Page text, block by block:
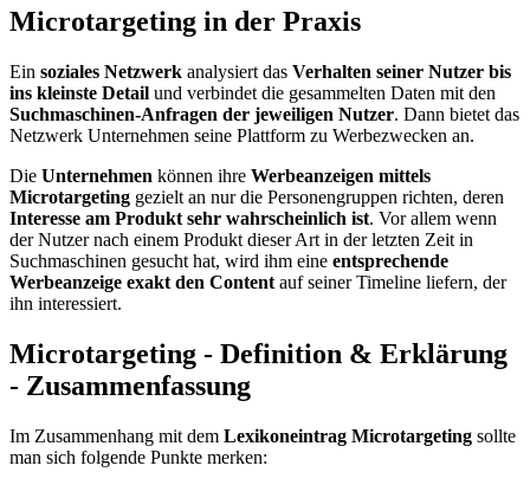
Microtargeting in der Praxis
Ein soziales Netzwerk analysiert das Verhalten seiner Nutzer bis
ins kleinste Detail und verbindet die gesammelten Daten mit den
Suchmaschinen-Anfragen der jeweiligen Nutzer. Dann bietet das
Netzwerk Unternehmen seine Plattform zu Werbezwecken an.
Die Unternehmen können ihre Werbeanzeigen mittels
Microtargeting gezielt an nur die Personengruppen richten, deren
Interesse am Produkt sehr wahrscheinlich ist. Vor allem wenn
der Nutzer nach einem Produkt dieser Art in der letzten Zeit in
Suchmaschinen gesucht hat, wird ihm eine entsprechende
Werbeanzeige exakt den Content auf seiner Timeline liefern, der
ihn interessiert.
Microtargeting - Definition & Erklärung
- Zusammenfassung
Im Zusammenhang mit dem Lexikoneintrag Microtargeting sollte
man sich folgende Punkte merken: